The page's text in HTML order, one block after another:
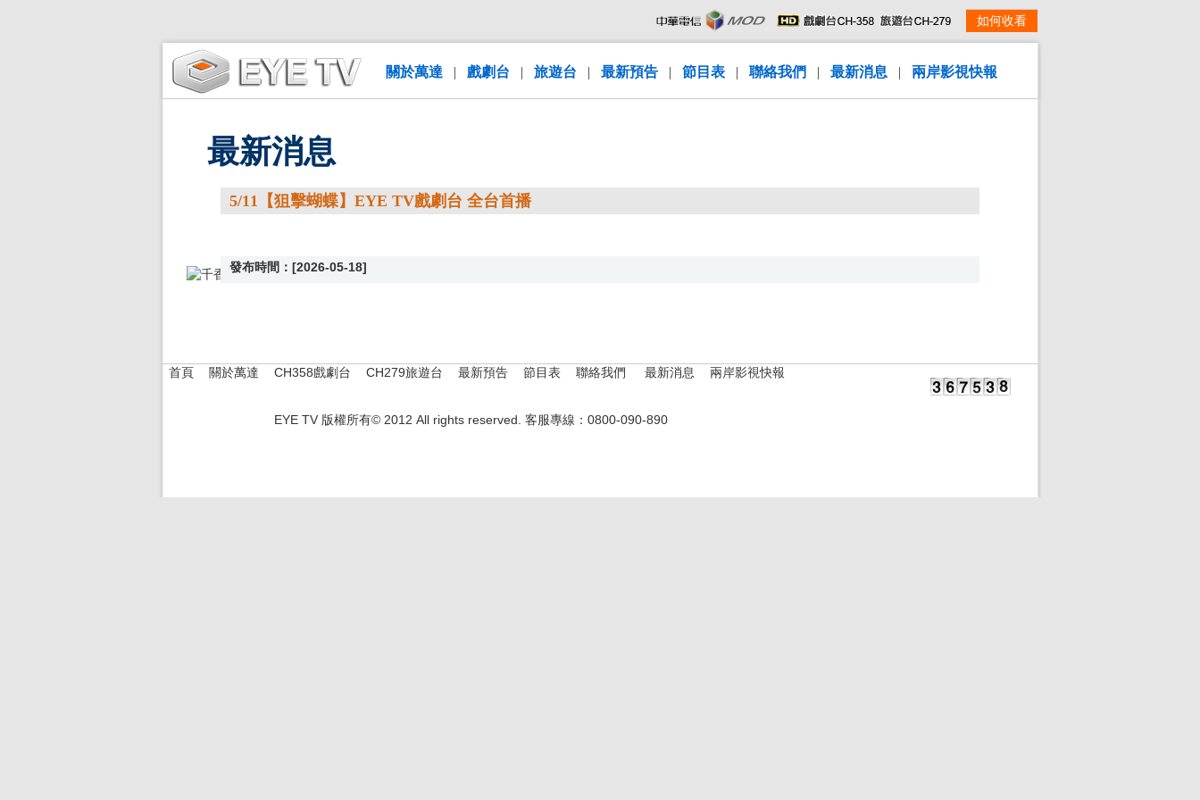
如何收看
關於萬達 | 戲劇台 | 旅遊台 | 最新預告 | 節目表 | 聯絡我們 | 最新消息 | 兩岸影視快報
最新消息
5/11【狙擊蝴蝶】EYE TV戲劇台 全台首播
發布時間：[2026-05-18]
首頁 關於萬達 CH358戲劇台 CH279旅遊台 最新預告 節目表 聯絡我們 最新消息 兩岸影視快報
EYE TV 版權所有© 2012 All rights reserved. 客服專線：0800-090-890